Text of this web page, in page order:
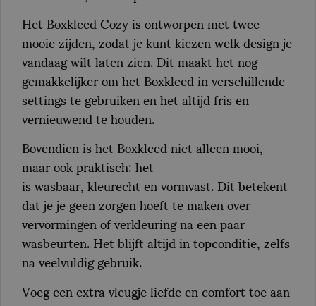
Het Boxkleed Cozy is ontworpen met twee
mooie zijden, zodat je kunt kiezen welk design je
vandaag wilt laten zien. Dit maakt het nog
gemakkelijker om het Boxkleed in verschillende
settings te gebruiken en het altijd fris en
vernieuwend te houden.
Bovendien is het Boxkleed niet alleen mooi,
maar ook praktisch: het
is wasbaar, kleurecht en vormvast. Dit betekent
dat je je geen zorgen hoeft te maken over
vervormingen of verkleuring na een paar
wasbeurten. Het blijft altijd in topconditie, zelfs
na veelvuldig gebruik.
Voeg een extra vleugje liefde en comfort toe aan